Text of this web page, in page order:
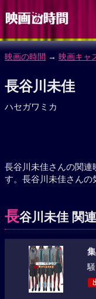
映画の時間 → 映画キャ
長谷川未佳
ハセガワミカ
長谷川未佳さんの関
す。長谷川未佳さんの
長谷川未佳 関